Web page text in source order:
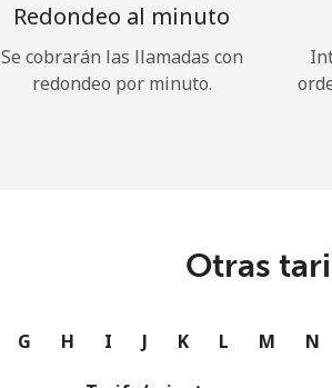
Continuar
Redondeo al minuto
Se cobrarán las llamadas con
redondeo por minuto.
Otras
G H I J K L M N